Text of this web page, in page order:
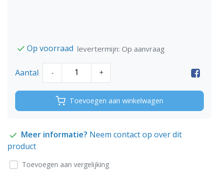
Op voorraad levertermijn: Op aanvraag
Aantal - +
Toevoegen aan winkelwagen
Meer informatie? Neem contact op over dit
product
Toevoegen aan vergelijking